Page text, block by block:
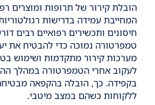
הובלת קירור של תרופות ומוצרים
המחייבת עמידה בדרישות
חיסונים ותכשירים רפואיים רבים
טמפרטורה נמוכה כדי להבטיח את
מערכות קירור מתקדמות ושימוש
לעקוב אחרי הטמפרטורה במהלך
בקפידה. כך, הובלה בהקפאה
ללקוחות כשהם במצב מיטבי.